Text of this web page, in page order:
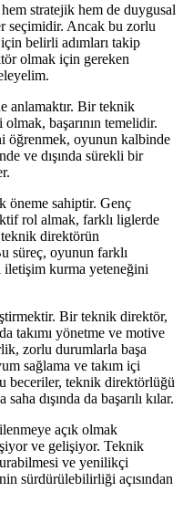
stratejik hem de duygusal
seçimidir. Ancak bu zorlu
belirli adımları takip
olmak için gereken
anlamaktır. Bir teknik
başarının temelidir.
öğrenmek, oyunun kalbinde
ve dışında sürekli bir
öneme sahiptir. Genç
rol almak, farklı liglerde
direktörün
süreç, oyunun farklı
kurma yeteneğini
Bir teknik direktör,
takımı yönetme ve motive
zorlu durumlarla başa
sağlama ve takım içi
beceriler, teknik direktörlüğü
dışında da başarılı kılar.
açık olmak
ve gelişiyor. Teknik
ve yenilikçi
sürdürülebilirliği açısından